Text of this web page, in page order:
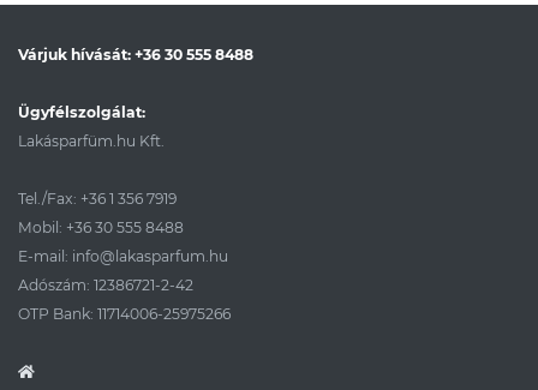
Várjuk hívását: +36 30 555 8488
Ügyfélszolgálat:
Lakásparfüm.hu Kft.
Tel./Fax: +36 1 356 7919
Mobil: +36 30 555 8488
E-mail: info@lakasparfum.hu
Adószám: 12386721-2-42
OTP Bank: 11714006-25975266